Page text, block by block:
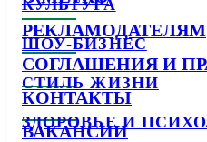
КУЛЬТУРА
ШОУ-БИЗНЕС
СТИЛЬ ЖИЗНИ
ЗДОРОВЬЕ И
РЕКЛАМОДАТЕЛЯМ
СОГЛАШЕНИЯ И
КОНТАКТЫ
ВАКАНСИИ